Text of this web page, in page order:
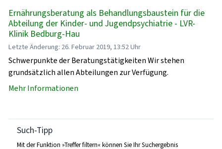
Ernährungsberatung als Behandlungsbaustein für die
Abteilung der Kinder- und Jugendpsychiatrie - LVR-
Klinik Bedburg-Hau
Letzte Änderung: 26. Februar 2019, 13:52 Uhr
Schwerpunkte der Beratungstätigkeiten Wir stehen
grundsätzlich allen Abteilungen zur Verfügung.
Mehr Informationen
Such-Tipp
Mit der Funktion »Treffer filtern« können Sie Ihr Suchergebnis